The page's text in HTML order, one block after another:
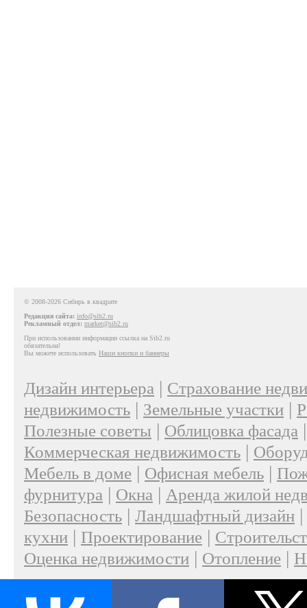
© 2008-2026 Сибирь в квадрате
Редакция сайта: info@sib2.ru
Рекламный отдел: market@sib2.ru
При использовании информации ссылка на Sib2.ru
обязательна!
Вы можете использовать Наши кнопки и баннеры
Дизайн интерьера | Страхование
недвижимость | Земельные участки |
Полезные советы | Облицовка фасада
Коммерческая недвижимость |
Мебель в доме | Офисная мебель |
фурнитура | Окна | Аренда жилой
Безопасность | Ландшафтный дизайн |
кухни | Проектирование |
Оценка недвижимости | Отопление |
О проекте|